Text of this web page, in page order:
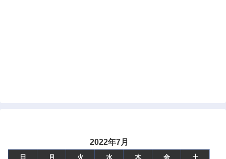
2022年7月
日 月 火 水 木 金
土